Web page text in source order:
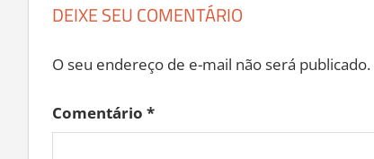
DEIXE SEU COMENTÁRIO
O seu endereço de e-mail não será publicado.
Comentário *